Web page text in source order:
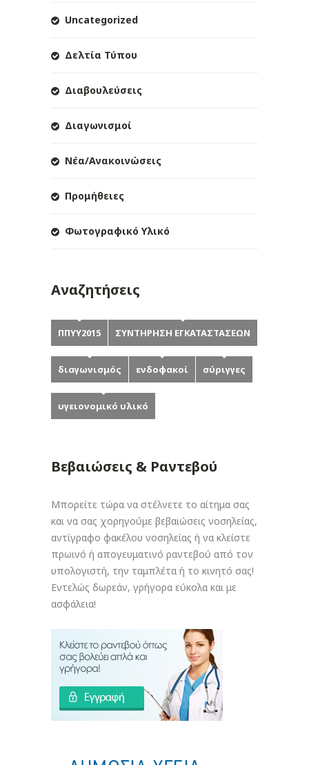
Uncategorized
Δελτία Τύπου
Διαβουλεύσεις
Διαγωνισμοί
Νέα/Ανακοινώσεις
Προμήθειες
Φωτογραφικό Υλικό
Αναζητήσεις
ΠΠΥΥ2015 ΣΥΝΤΗΡΗΣΗ ΕΓΚΑΤΑΣΤΑΣΕΩΝ
διαγωνισμός ενδοφακοί σύριγγες
υγειονομικό υλικό
Βεβαιώσεις & Ραντεβού
Μπορείτε τώρα να στέλνετε το αίτημα σας
και να σας χορηγούμε βεβαιώσεις νοσηλείας,
αντίγραφο φακέλου νοσηλείας ή να κλείστε
πρωινό ή απογευματινό ραντεβού από τον
υπολογιστή, την ταμπλέτα ή το κινητό σας!
Εντελώς δωρεάν, γρήγορα εύκολα και με
ασφάλεια!